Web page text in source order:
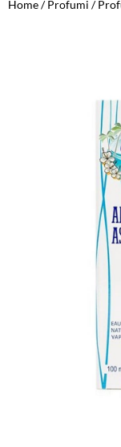
Home/Profumi /